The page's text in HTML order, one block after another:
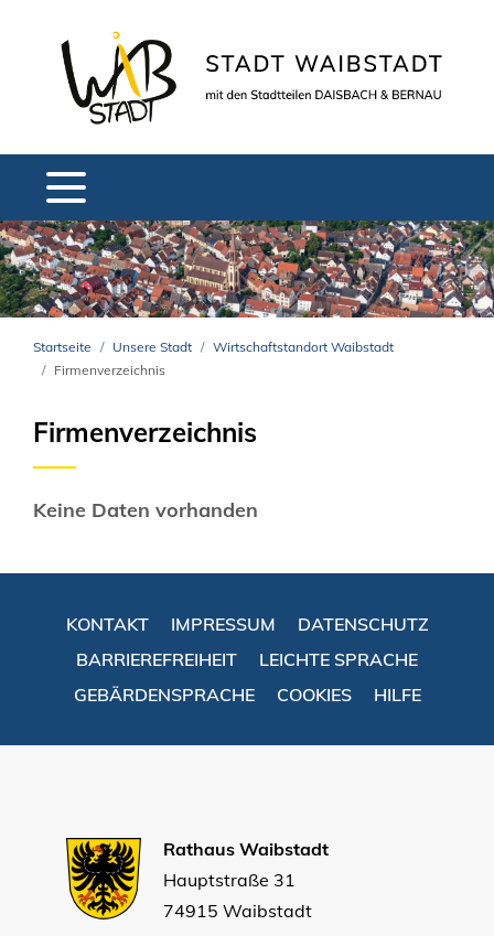
Startseite Unsere Stadt
Wirtschaftstandort Waibstadt
Firmenverzeichnis
Firmenverzeichnis
Keine Daten vorhanden
KONTAKT IMPRESSUM
DATENSCHUTZ
BARRIEREFREIHEIT
LEICHTE SPRACHE
GEBÄRDENSPRACHE
COOKIES HILFE
Rathaus Waibstadt
Hauptstraße 31
74915 Waibstadt